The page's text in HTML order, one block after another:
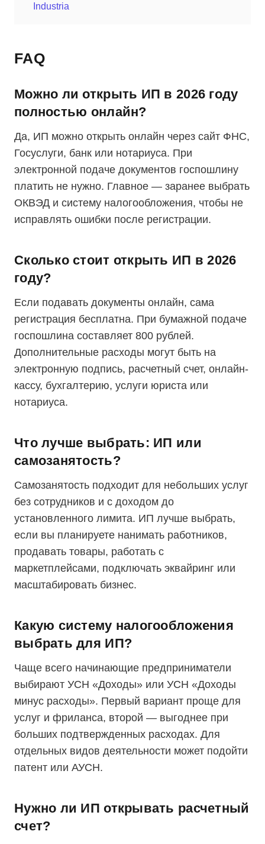
Industria
FAQ
Можно ли открыть ИП в 2026 году
полностью онлайн?
Да, ИП можно открыть онлайн через сайт ФНС,
Госуслуги, банк или нотариуса. При
электронной подаче документов госпошлину
платить не нужно. Главное — заранее выбрать
ОКВЭД и систему налогообложения, чтобы не
исправлять ошибки после регистрации.
Сколько стоит открыть ИП в 2026
году?
Если подавать документы онлайн, сама
регистрация бесплатна. При бумажной подаче
госпошлина составляет 800 рублей.
Дополнительные расходы могут быть на
электронную подпись, расчетный счет, онлайн-
кассу, бухгалтерию, услуги юриста или
нотариуса.
Что лучше выбрать: ИП или
самозанятость?
Самозанятость подходит для небольших услуг
без сотрудников и с доходом до
установленного лимита. ИП лучше выбрать,
если вы планируете нанимать работников,
продавать товары, работать с
маркетплейсами, подключать эквайринг или
масштабировать бизнес.
Какую систему налогообложения
выбрать для ИП?
Чаще всего начинающие предприниматели
выбирают УСН «Доходы» или УСН «Доходы
минус расходы». Первый вариант проще для
услуг и фриланса, второй — выгоднее при
больших подтвержденных расходах. Для
отдельных видов деятельности может подойти
патент или АУСН.
Нужно ли ИП открывать расчетный
счет?